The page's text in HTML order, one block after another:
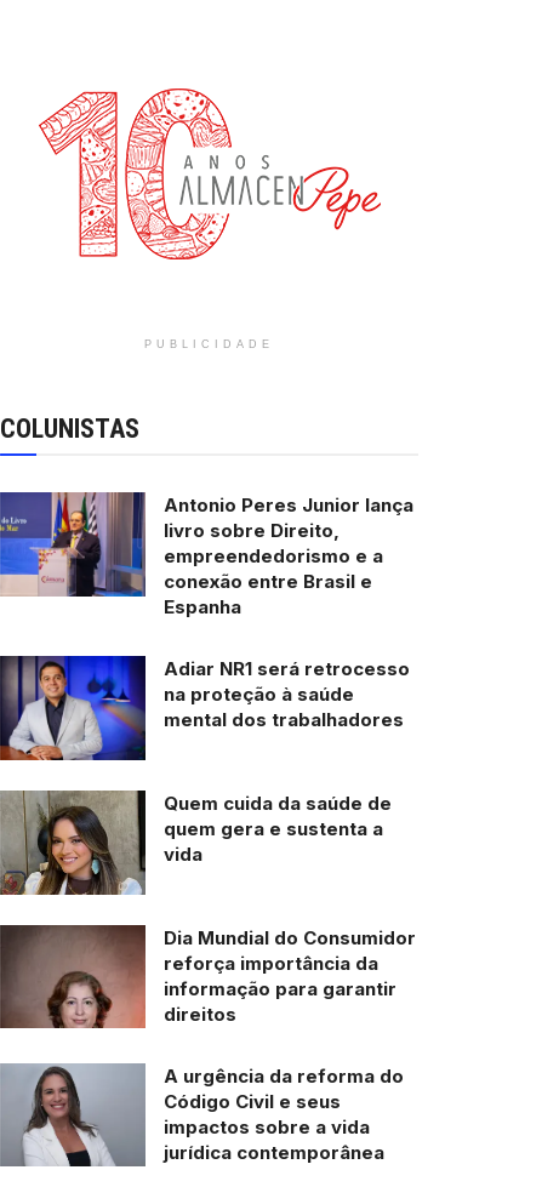
PUBLICIDADE
COLUNISTAS
Antonio Peres Junior lança
livro sobre Direito,
empreendedorismo e a
conexão entre Brasil e
Espanha
Adiar NR1 será retrocesso
na proteção à saúde
mental dos trabalhadores
Quem cuida da saúde de
quem gera e sustenta a
vida
Dia Mundial do Consumidor
reforça importância da
informação para garantir
direitos
A urgência da reforma do
Código Civil e seus
impactos sobre a vida
jurídica contemporânea